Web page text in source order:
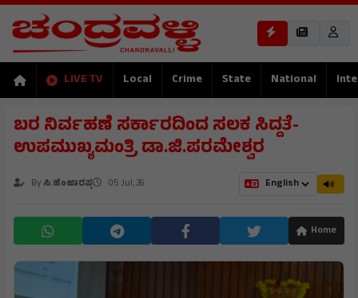
LIVE TV Local Crime State National
ಬರ ನಿರ್ವಹಣೆ ಸರ್ಕಾರದಿಂದ ಸಲಕ ಸಿದ್ದತೆ-
ಉಪಮುಖ್ಯಮಂತ್ರಿ ಡಾ.ಜಿ.ಪರಮೇಶ್ವರ
By ಸಿ.ಹೆಂಜಾರಪ್ಪ 05 Jul, 26
Home